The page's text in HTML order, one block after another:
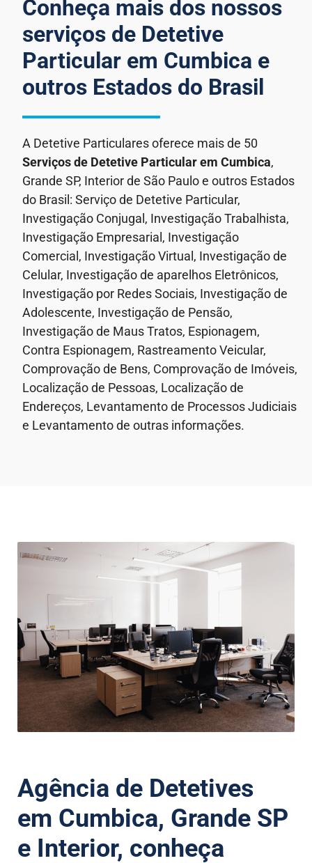
Conheça mais dos nossos
serviços de Detetive
Particular em Cumbica e
outros Estados do Brasil
A Detetive Particulares oferece mais de 50
Serviços de Detetive Particularem Cumbica,
Grande SP, Interior de São Paulo e outros Estados
do Brasil: Serviço de Detetive Particular,
Investigação Conjugal, Investigação Trabalhista,
Investigação Empresarial, Investigação
Comercial, Investigação Virtual, Investigação de
Celular, Investigação de aparelhos Eletrônicos,
Investigação por Redes Sociais, Investigação de
Adolescente, Investigação de Pensão,
Investigação de Maus Tratos, Espionagem,
Contra Espionagem, Rastreamento Veicular,
Comprovação de Bens, Comprovação de Imóveis,
Localização de Pessoas, Localização de
Endereços, Levantamento de Processos Judiciais
e Levantamento de outras informações.
Agência de Detetives
em Cumbica, Grande SP
e Interior, conheça